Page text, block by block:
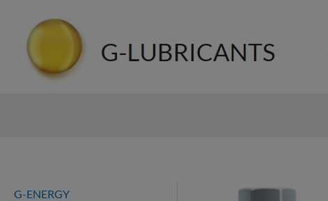
περιεχόμενο
G-ENERGY